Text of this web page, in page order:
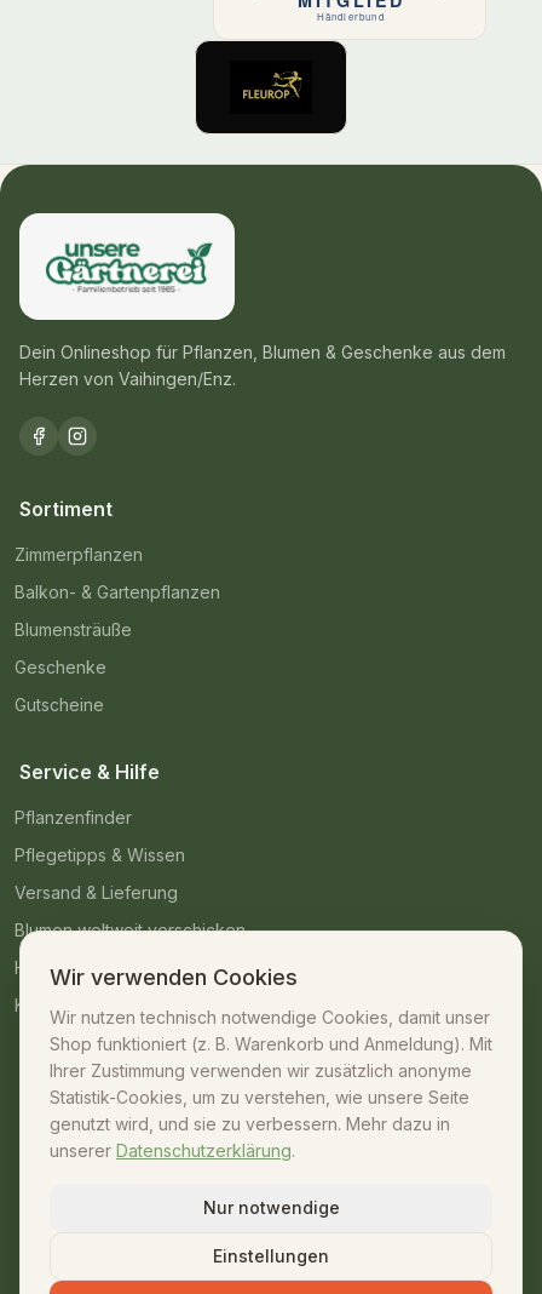
Dein Onlineshop für Pflanzen, Blumen & Geschenke aus dem
Herzen von Vaihingen/Enz.
Sortiment
Zimmerpflanzen
Balkon- & Gartenpflanzen
Blumensträuße
Geschenke
Gutscheine
Service & Hilfe
Pflanzenfinder
Pflegetipps & Wissen
Versand & Lieferung
Blumen weltweit verschicken
Häufige Fragen
Kontakt
Kontakt
07042 – 23009
shop@unsere-gaertnerei.de
Wir verwenden Cookies
Wir nutzen technisch notwendige Cookies, damit unser
Shop funktioniert (z. B. Warenkorb und Anmeldung). Mit
Ihrer Zustimmung verwenden wir zusätzlich anonyme
Statistik-Cookies, um zu verstehen, wie unsere Seite
genutzt wird, und sie zu verbessern. Mehr dazu in
unserer Datenschutzerklärung.
Nur notwendige
Einstellungen